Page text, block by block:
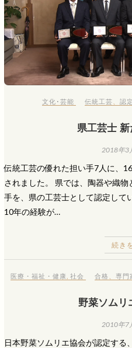
文化･芸能 伝統工芸 認
県工芸士
2018年3
伝統工芸の優れた担い手7人に、
されました。 県では、陶器や織
手を、県の工芸士として認定して
10年の経験が…
続き
医療・福祉・健康 ,社会 合格 、専門
野菜ソムリ
2010年7
日本野菜ソムリエ協会が認定する